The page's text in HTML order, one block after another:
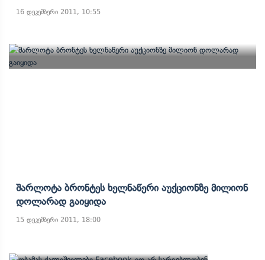
16 დეკემბერი 2011, 10:55
Შარლოტა Ბრონტეს Ხელნაწერი Აუქციონზე Მილიონ
Დოლარად Გაიყიდა
15 დეკემბერი 2011, 18:00